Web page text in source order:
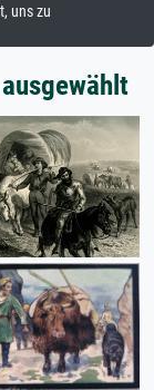
uns zu